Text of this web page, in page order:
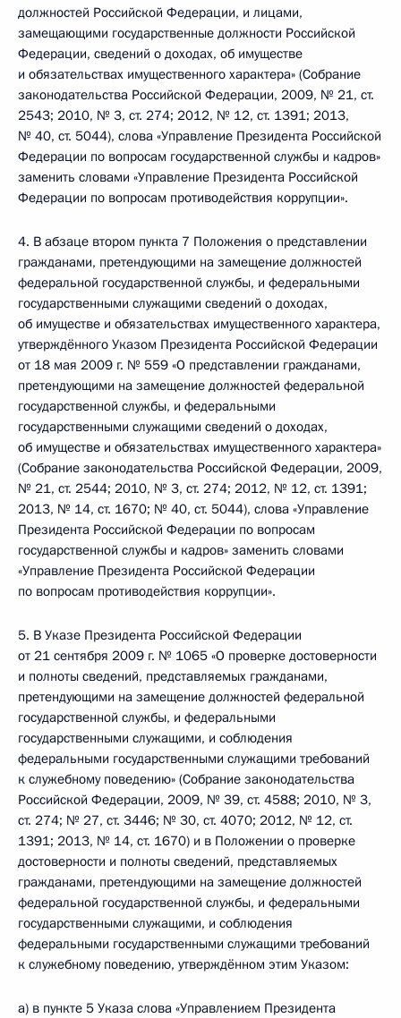
должностей Российской Федерации, и лицами,
замещающими государственные должности Российской
Федерации, сведений о доходах, об имуществе
и обязательствах имущественного характера» (Собрание
законодательства Российской Федерации, 2009, № 21, ст.
2543; 2010, № 3, ст. 274; 2012, № 12, ст. 1391; 2013,
№ 40, ст. 5044), слова «Управление Президента Российской
Федерации по вопросам государственной службы и кадров»
заменить словами «Управление Президента Российской
Федерации по вопросам противодействия коррупции».
4. В абзаце втором пункта 7 Положения о представлении
гражданами, претендующими на замещение должностей
федеральной государственной службы, и федеральными
государственными служащими сведений о доходах,
об имуществе и обязательствах имущественного характера,
утверждённого Указом Президента Российской Федерации
от 18 мая 2009 г. № 559 «О представлении гражданами,
претендующими на замещение должностей федеральной
государственной службы, и федеральными
государственными служащими сведений о доходах,
об имуществе и обязательствах имущественного характера»
(Собрание законодательства Российской Федерации, 2009,
№ 21, ст. 2544; 2010, № 3, ст. 274; 2012, № 12, ст. 1391;
2013, № 14, ст. 1670; № 40, ст. 5044), слова «Управление
Президента Российской Федерации по вопросам
государственной службы и кадров» заменить словами
«Управление Президента Российской Федерации
по вопросам противодействия коррупции».
5. В Указе Президента Российской Федерации
от 21 сентября 2009 г. № 1065 «О проверке достоверности
и полноты сведений, представляемых гражданами,
претендующими на замещение должностей федеральной
государственной службы, и федеральными
государственными служащими, и соблюдения
федеральными государственными служащими требований
к служебному поведению» (Собрание законодательства
Российской Федерации, 2009, № 39, ст. 4588; 2010, № 3,
ст. 274; № 27, ст. 3446; № 30, ст. 4070; 2012, № 12, ст.
1391; 2013, № 14, ст. 1670) и в Положении о проверке
достоверности и полноты сведений, представляемых
гражданами, претендующими на замещение должностей
федеральной государственной службы, и федеральными
государственными служащими, и соблюдения
федеральными государственными служащими требований
к служебному поведению, утверждённом этим Указом:
а) в пункте 5 Указа слова «Управлением Президента